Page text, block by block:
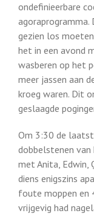
ondefinieerbare
gezien los
het in een avond
wasberen op het
meer jassen aan
kroeg waren. Dit
geslaagde
Om 3:30 de
dobbelstenen
met Anita, Edwin,
diens enigszins
foute moppen en
vrijgevig had